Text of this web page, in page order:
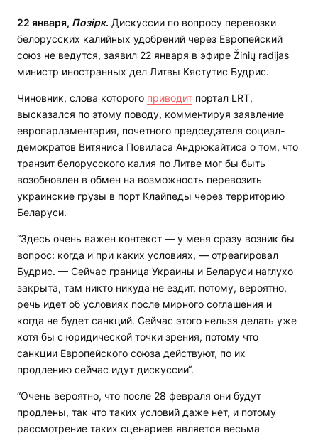
22 января, Позірк. Дискуссии по вопросу перевозки
белорусских калийных удобрений через Европейский
союз не ведутся, заявил 22 января в эфире Žinių radijas
министр иностранных дел Литвы Кястутис Будрис.
Чиновник, слова которого приводит портал LRT,
высказался по этому поводу, комментируя заявление
европарламентария, почетного председателя социал-
демократов Витяниса Повиласа Андрюкайтиса о том, что
транзит белорусского калия по Литве мог бы быть
возобновлен в обмен на возможность перевозить
украинские грузы в порт Клайпеды через территорию
Беларуси.
“Здесь очень важен контекст — у меня сразу возник бы
вопрос: когда и при каких условиях, — отреагировал
Будрис. — Сейчас граница Украины и Беларуси наглухо
закрыта, там никто никуда не ездит, потому, вероятно,
речь идет об условиях после мирного соглашения и
когда не будет санкций. Сейчас этого нельзя делать уже
хотя бы с юридической точки зрения, потому что
санкции Европейского союза действуют, по их
продлению сейчас идут дискуссии“.
“Очень вероятно, что после 28 февраля они будут
продлены, так что таких условий даже нет, и потому
рассмотрение таких сценариев является весьма